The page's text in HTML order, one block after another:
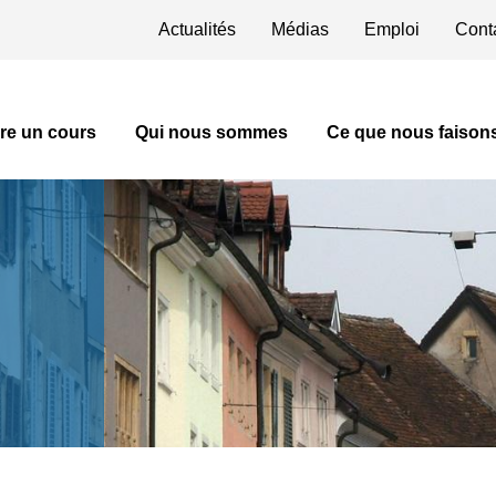
Menu header
Actualités Médias Emploi
un cours Qui nous sommes Ce que nous